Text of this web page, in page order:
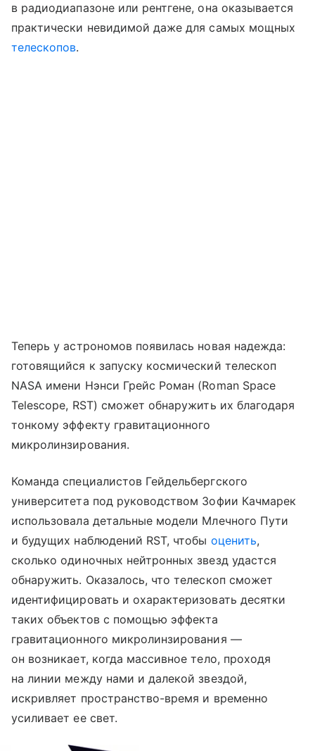
в радиодиапазоне или рентгене, она оказывается
практически невидимой даже для самых мощных
телескопов.
Теперь у астрономов появилась новая надежда:
готовящийся к запуску космический телескоп
NASA имени Нэнси Грейс Роман (Roman Space
Telescope, RST) сможет обнаружить их благодаря
тонкому эффекту гравитационного
микролинзирования.
Команда специалистов Гейдельбергского
университета под руководством Зофии Качмарек
использовала детальные модели Млечного Пути
и будущих наблюдений RST, чтобы оценить,
сколько одиночных нейтронных звезд удастся
обнаружить. Оказалось, что телескоп сможет
идентифицировать и охарактеризовать десятки
таких объектов с помощью эффекта
гравитационного микролинзирования —
он возникает, когда массивное тело, проходя
на линии между нами и далекой звездой,
искривляет пространство-время и временно
усиливает ее свет.